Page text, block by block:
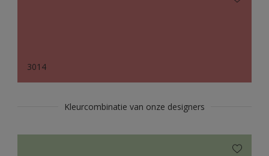
3014
Kleurcombinatie van onze designers